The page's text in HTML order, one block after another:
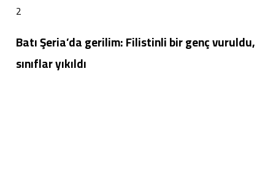
2
Batı Şeria’da gerilim: Filistinli bir genç vuruldu,
sınıflar yıkıldı